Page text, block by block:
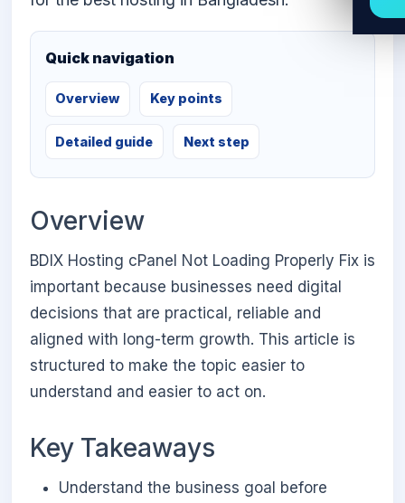
Quick navigation
Overview Key points
Detailed guide Next step
Overview
BDIX Hosting cPanel Not Loading Properly Fix is
important because businesses need digital
decisions that are practical, reliable and
aligned with long-term growth. This article is
structured to make the topic easier to
understand and easier to act on.
Key Takeaways
Understand the business goal before